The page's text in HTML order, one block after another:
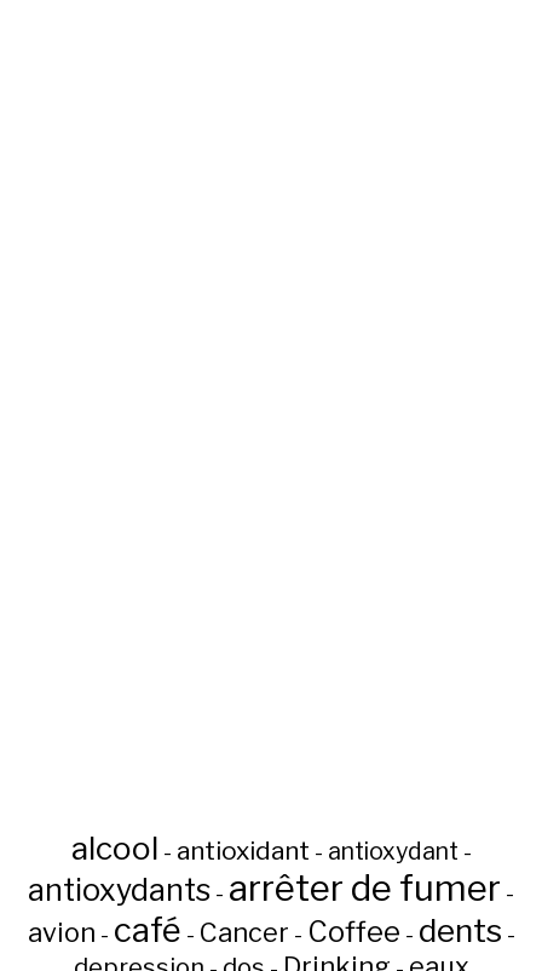
alcool - antioxidant - antioxydant -
antioxydants - arrêter de fumer -
avion - café - Cancer - Coffee - dents -